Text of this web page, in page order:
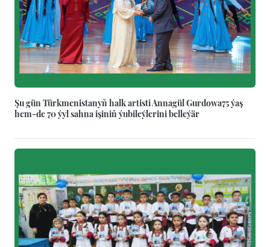
Şu gün Türkmenistanyň halk artisti Annagül Gurdowa75 ýaş
hem-de 70 ýyl sahna işiniň ýubileýlerini belleýär